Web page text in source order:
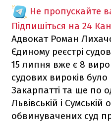
Не пропускайте
Підпишіться на 24
Адвокат Роман
Єдиному реєстрі
15 липня вже є 8
судових вироків
Закарпатті та ще по
Львівській і
обвинувачених суд